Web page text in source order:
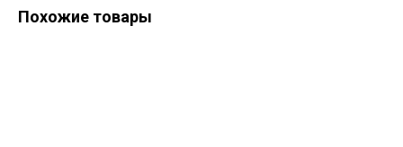
Похожие товары